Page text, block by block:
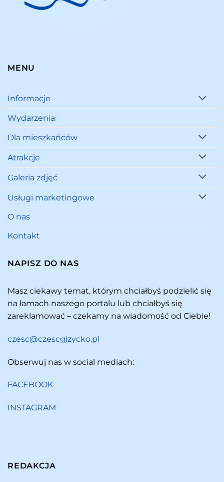
MENU
Informacje
Wydarzenia
Dla mieszkańców
Atrakcje
Galeria zdjęć
Usługi marketingowe
O nas
Kontakt
NAPISZ DO NAS
Masz ciekawy temat, którym chciałbyś podzielić się
na łamach naszego portalu lub chciałbyś się
zareklamować – czekamy na wiadomość od Ciebie!
czesc@czescgizycko.pl
Obserwuj nas w social mediach:
FACEBOOK
INSTAGRAM
REDAKCJA